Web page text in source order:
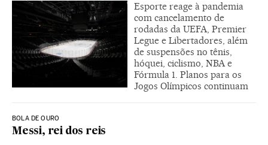
Esporte reage à pandemia
com cancelamento de
rodadas da UEFA, Premier
Legue e Libertadores, além
de suspensões no tênis,
hóquei, ciclismo, NBA e
Fórmula 1. Planos para os
Jogos Olímpicos continuam
BOLA DE OURO
Messi, rei dos reis